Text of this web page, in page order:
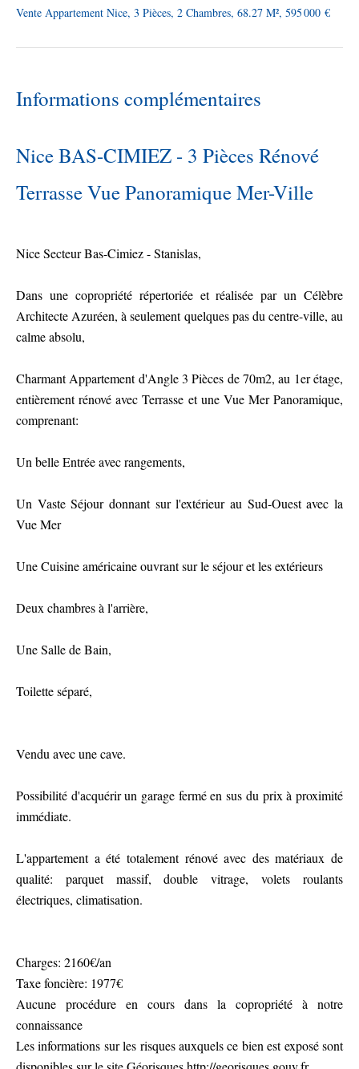
Vente Appartement Nice, 3 Pièces, 2 Chambres, 68.27 M², 595 000 €
Informations complémentaires
Nice BAS-CIMIEZ - 3 Pièces Rénové
Terrasse Vue Panoramique Mer-Ville
Nice Secteur Bas-Cimiez - Stanislas,
Dans une copropriété répertoriée et réalisée par un Célèbre
Architecte Azuréen, à seulement quelques pas du centre-ville, au
calme absolu,
Charmant Appartement d'Angle 3 Pièces de 70m2, au 1er étage,
entièrement rénové avec Terrasse et une Vue Mer Panoramique,
comprenant:
Un belle Entrée avec rangements,
Un Vaste Séjour donnant sur l'extérieur au Sud-Ouest avec la
Vue Mer
Une Cuisine américaine ouvrant sur le séjour et les extérieurs
Deux chambres à l'arrière,
Une Salle de Bain,
Toilette séparé,
Vendu avec une cave.
Possibilité d'acquérir un garage fermé en sus du prix à proximité
immédiate.
L'appartement a été totalement rénové avec des matériaux de
qualité: parquet massif, double vitrage, volets roulants
électriques, climatisation.
Charges: 2160€/an
Taxe foncière: 1977€
Aucune procédure en cours dans la copropriété à notre
connaissance
Les informations sur les risques auxquels ce bien est exposé sont